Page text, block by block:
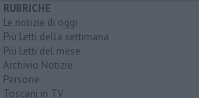
RUBRICHE
Le notizie di oggi
Più Letti della settimana
Più Letti del mese
Archivio Notizie
Persone
Toscani in TV